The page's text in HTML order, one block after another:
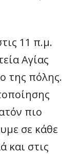
11 π.μ.
Αγίας
της πόλης.
πιο
σε κάθε
και στις